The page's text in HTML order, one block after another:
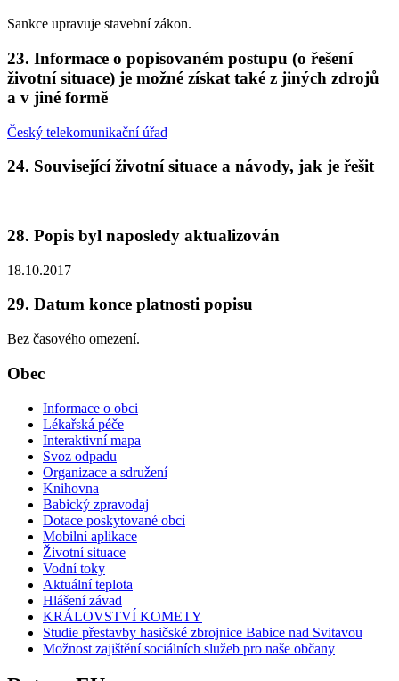
Sankce upravuje stavební zákon.
23. Informace o popisovaném postupu (o řešení
životní situace) je možné získat také z jiných zdrojů
a v jiné formě
Český telekomunikační úřad
24. Související životní situace a návody, jak je řešit
28. Popis byl naposledy aktualizován
18.10.2017
29. Datum konce platnosti popisu
Bez časového omezení.
Obec
Informace o obci
Lékařská péče
Interaktivní mapa
Svoz odpadu
Organizace a sdružení
Knihovna
Babický zpravodaj
Dotace poskytované obcí
Mobilní aplikace
Životní situace
Vodní toky
Aktuální teplota
Hlášení závad
KRÁLOVSTVÍ KOMETY
Studie přestavby hasičské zbrojnice Babice nad Svitavou
Možnost zajištění sociálních služeb pro naše občany